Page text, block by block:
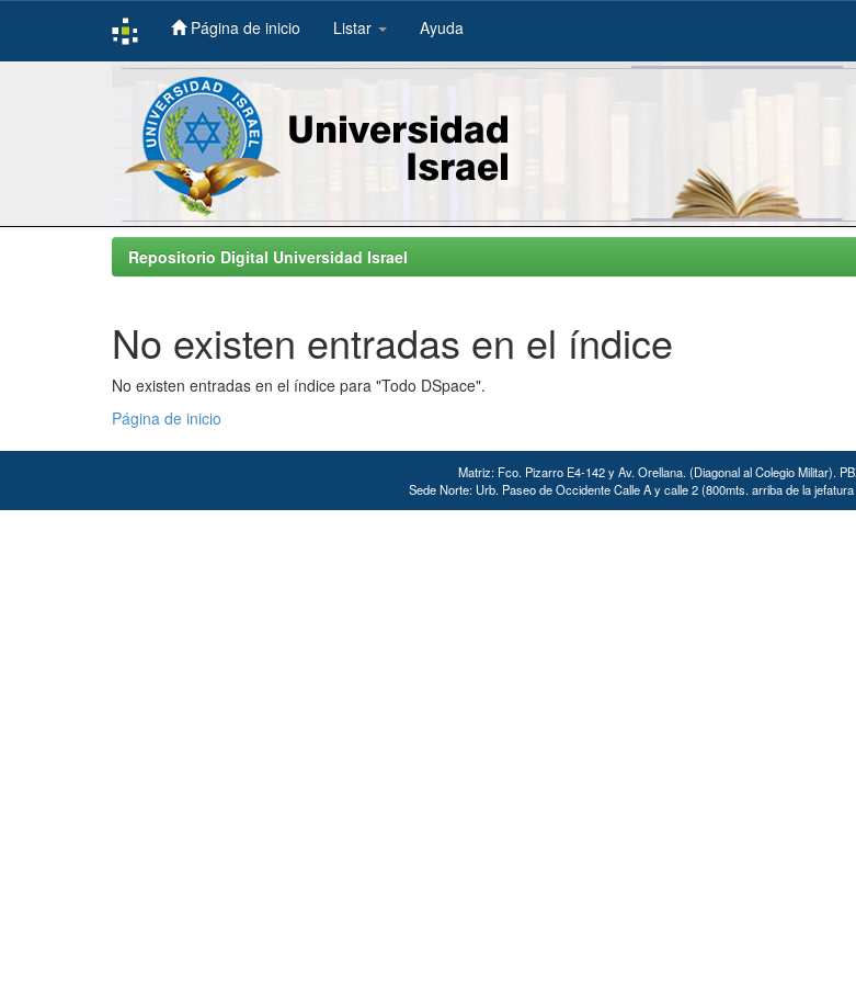
Skip
Página de inicio Listar Ayuda
Repositorio Digital Universidad Israel
No existen entradas en el índice
No existen entradas en el índice para "Todo DSpace".
Página de inicio
Matriz: Fco. Pizarro E4-142 y Av. Orellana. (Diagonal al Colegio Militar).
Sede Norte: Urb. Paseo de Occidente Calle A y calle 2 (800mts. arriba de la